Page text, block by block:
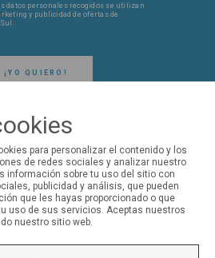
¡YO QUIERO!
datos personales recogidos se utilizan
y publicidad de ofertas de
SOCIALES
para personalizar el contenido y los
de redes sociales y analizar nuestro
información sobre tu uso del sitio con
publicidad y análisis, que pueden
que les hayas proporcionado o que
uso de sus servicios. Aceptas nuestros
nuestro sitio web.